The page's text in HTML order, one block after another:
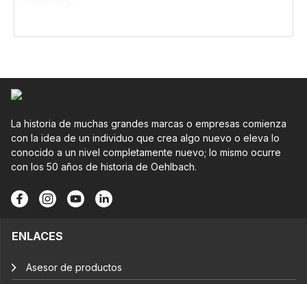
La historia de muchas grandes marcas o empresas comienza
con la idea de un individuo que crea algo nuevo o eleva lo
conocido a un nivel completamente nuevo; lo mismo ocurre
con los 50 años de historia de Oehlbach.
ENLACES
Asesor de productos